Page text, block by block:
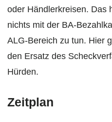
oder Händlerkreisen. Das
nichts mit der BA-
ALG-Bereich zu tun. Hier
den Ersatz des
Hürden.
Zeitplan